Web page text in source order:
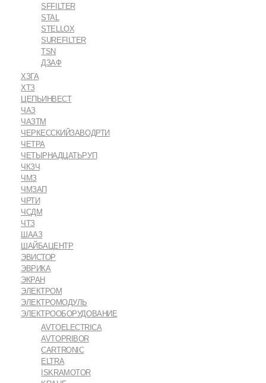
SFFILTER
STAL
STELLOX
SUREFILTER
TSN
ДЗАФ
ХЗГА
ХТЗ
ЦЕПЬИНВЕСТ
ЧАЗ
ЧАЗТМ
ЧЕРКЕССКИЙЗАВОДРТИ
ЧЕТРА
ЧЕТЫРНАДЦАТЬРУП
ЧКЗЧ
ЧМЗ
ЧМЗАП
ЧРТИ
ЧСДМ
ЧТЗ
ШААЗ
ШАЙБАЦЕНТР
ЭВИСТОР
ЭВРИКА
ЭКРАН
ЭЛЕКТРОМ
ЭЛЕКТРОМОДУЛЬ
ЭЛЕКТРООБОРУДОВАНИЕ
AVTOELECTRICA
AVTOPRIBOR
CARTRONIC
ELTRA
ISKRAMOTOR